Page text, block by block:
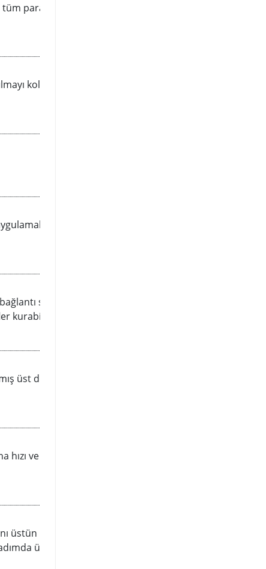
paramatreleri tek bir
kolaylaştırırken çeşitli
için kullanılan
seçeneği sunuyor. Yüksek
kurabilirsiniz.
üst düzey sistemler
ve akıcı veri aktarımı
üstün bir şekilde önler.
üretilen SafeSlot Core, ek